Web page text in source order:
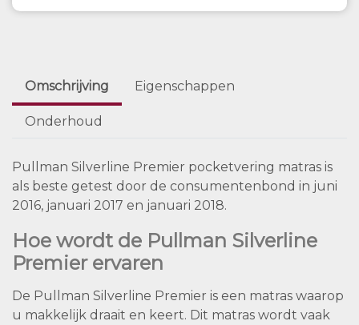
Omschrijving Eigenschappen
Onderhoud
Pullman Silverline Premier pocketvering matras is
als beste getest door de consumentenbond in juni
2016, januari 2017 en januari 2018.
Hoe wordt de Pullman Silverline
Premier ervaren
De Pullman Silverline Premier is een matras waarop
u makkelijk draait en keert. Dit matras wordt vaak